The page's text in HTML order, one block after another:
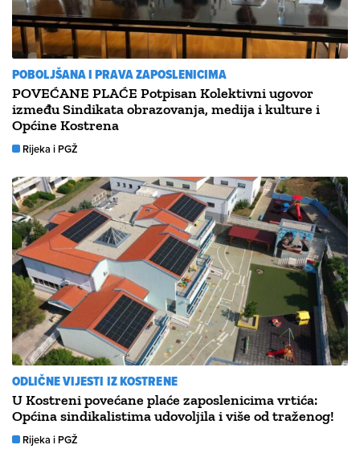
POBOLJŠANA I PRAVA ZAPOSLENICIMA
POVEĆANE PLAĆE Potpisan Kolektivni ugovor
između Sindikata obrazovanja, medija i kulture i
Općine Kostrena
Rijeka i PGŽ
ODLIČNE VIJESTI IZ KOSTRENE
U Kostreni povećane plaće zaposlenicima vrtića:
Općina sindikalistima udovoljila i više od traženog!
Rijeka i PGŽ